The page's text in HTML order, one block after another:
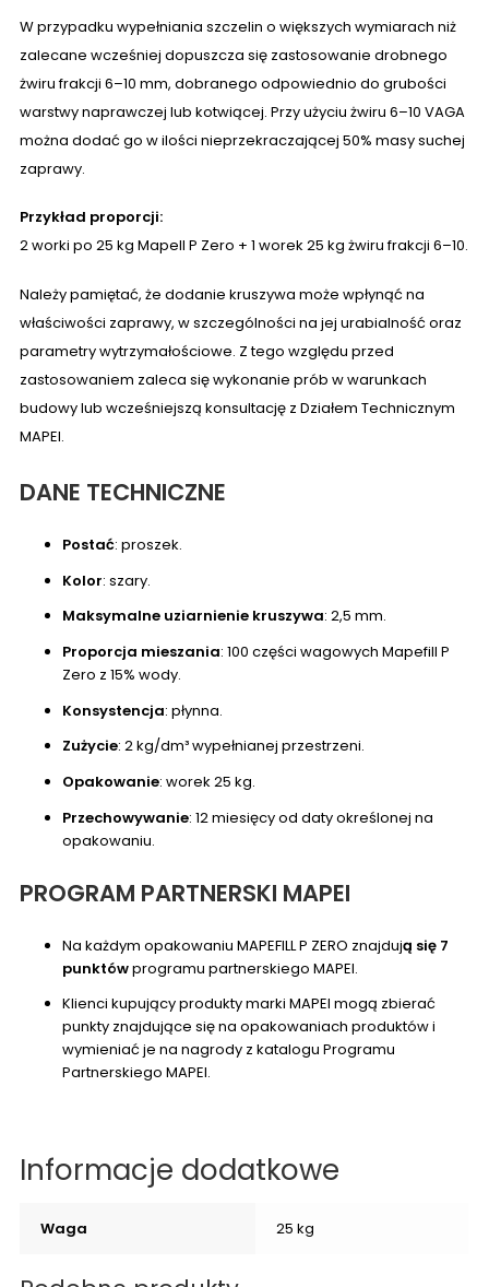
W przypadku wypełniania szczelin o większych wymiarach niż
zalecane wcześniej dopuszcza się zastosowanie drobnego
żwiru frakcji 6–10 mm, dobranego odpowiednio do grubości
warstwy naprawczej lub kotwiącej. Przy użyciu żwiru 6–10 VAGA
można dodać go w ilości nieprzekraczającej 50% masy suchej
zaprawy.
Przykład proporcji:
2 worki po 25 kg Mapell P Zero + 1 worek 25 kg żwiru frakcji 6–10.
Należy pamiętać, że dodanie kruszywa może wpłynąć na
właściwości zaprawy, w szczególności na jej urabialność oraz
parametry wytrzymałościowe. Z tego względu przed
zastosowaniem zaleca się wykonanie prób w warunkach
budowy lub wcześniejszą konsultację z Działem Technicznym
MAPEI.
DANE TECHNICZNE
Postać: proszek.
Kolor: szary.
Maksymalne uziarnienie kruszywa: 2,5 mm.
Proporcja mieszania: 100 części wagowych Mapefill P
Zero z 15% wody.
Konsystencja: płynna.
Zużycie: 2 kg/dm³ wypełnianej przestrzeni.
Opakowanie: worek 25 kg.
Przechowywanie: 12 miesięcy od daty określonej na
opakowaniu.
PROGRAM PARTNERSKI MAPEI
Na każdym opakowaniu MAPEFILL P ZERO znajdują się 7
punktówprogramu partnerskiego MAPEI.
Klienci kupujący produkty marki MAPEI mogą zbierać
punkty znajdujące się na opakowaniach produktów i
wymieniać je na nagrody z katalogu Programu
Partnerskiego MAPEI.
Informacje dodatkowe
Waga 25 kg